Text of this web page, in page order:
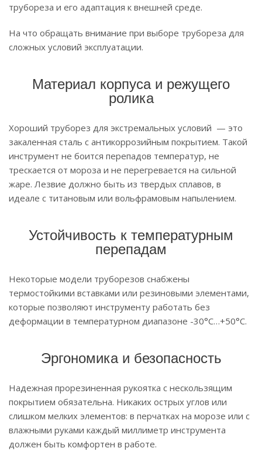
трубореза и его адаптация к внешней среде.
На что обращать внимание при выборе трубореза для
сложных условий эксплуатации.
Материал корпуса и режущего
ролика
Хороший труборез для экстремальных условий — это
закаленная сталь с антикоррозийным покрытием. Такой
инструмент не боится перепадов температур, не
трескается от мороза и не перегревается на сильной
жаре. Лезвие должно быть из твердых сплавов, в
идеале с титановым или вольфрамовым напылением.
Устойчивость к температурным
перепадам
Некоторые модели труборезов снабжены
термостойкими вставками или резиновыми элементами,
которые позволяют инструменту работать без
деформации в температурном диапазоне -30°C…+50°C.
Эргономика и безопасность
Надежная прорезиненная рукоятка с нескользящим
покрытием обязательна. Никаких острых углов или
слишком мелких элементов: в перчатках на морозе или с
влажными руками каждый миллиметр инструмента
должен быть комфортен в работе.